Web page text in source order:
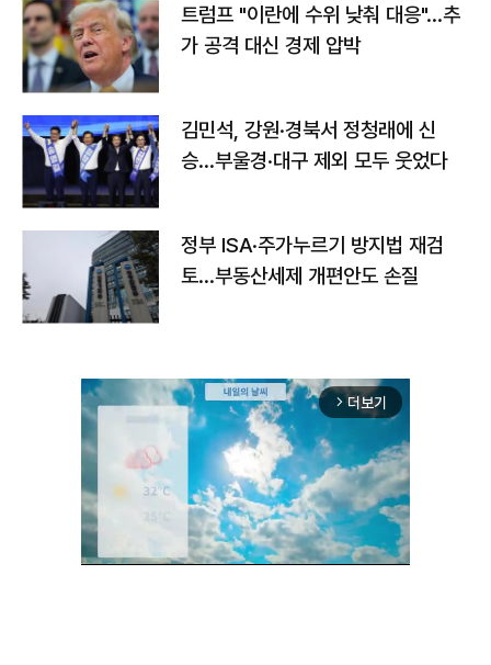
트럼프 "이란에 수위 낮춰 대응"…추
가 공격 대신 경제 압박
김민석, 강원·경북서 정청래에 신
승…부울경·대구 제외 모두 웃었다
정부 ISA·주가누르기 방지법 재검
토…부동산세제 개편안도 손질
arrow_forward_ios 더보기